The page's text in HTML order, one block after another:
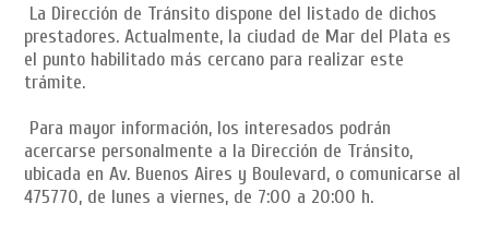
La Dirección de Tránsito dispone del listado de dichos
prestadores. Actualmente, la ciudad de Mar del Plata es
el punto habilitado más cercano para realizar este
trámite.
Para mayor información, los interesados podrán
acercarse personalmente a la Dirección de Tránsito,
ubicada en Av. Buenos Aires y Boulevard, o comunicarse al
475770, de lunes a viernes, de 7:00 a 20:00 h.